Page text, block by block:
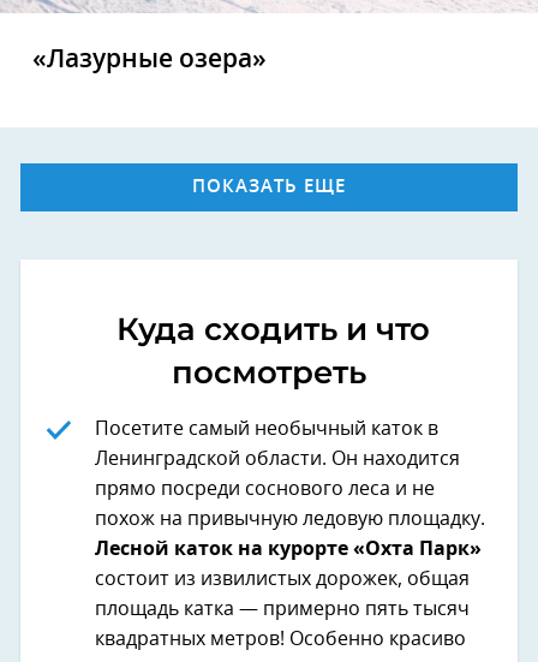
«Лазурные озера»
ПОКАЗАТЬ ЕЩЕ
Куда сходить и что
посмотреть
Посетите самый необычный каток в
Ленинградской области. Он находится
прямо посреди соснового леса и не
похож на привычную ледовую площадку.
Лесной каток на курорте «Охта Парк»
состоит из извилистых дорожек, общая
площадь катка — примерно пять тысяч
квадратных метров! Особенно красиво